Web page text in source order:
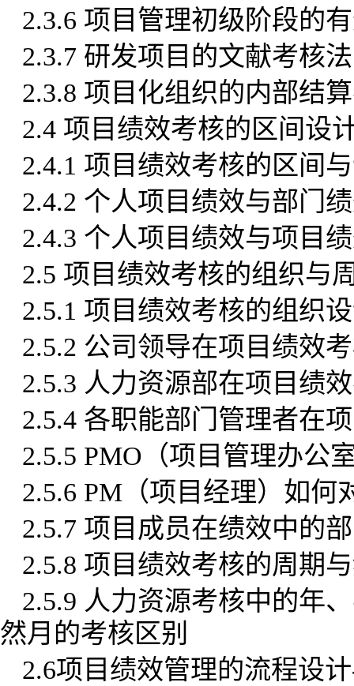
2.3.6 项目管理初级阶段的
2.3.7 研发项目的文献考核法
2.3.8 项目化组织的内部结
2.4 项目绩效考核的区间设
2.4.1 项目绩效考核的区间
2.4.2 个人项目绩效与部门
2.4.3 个人项目绩效与项目
2.5 项目绩效考核的组织与
2.5.1 项目绩效考核的组织
2.5.2 公司领导在项目绩效
2.5.3 人力资源部在项目绩
2.5.4 各职能部门管理者在
2.5.5 PMO（项目管理办公
2.5.6 PM（项目经理）如何
2.5.7 项目成员在绩效中的
2.5.8 项目绩效考核的周期
2.5.9 人力资源考核中的年
然月的考核区别
2.6项目绩效管理的流程设